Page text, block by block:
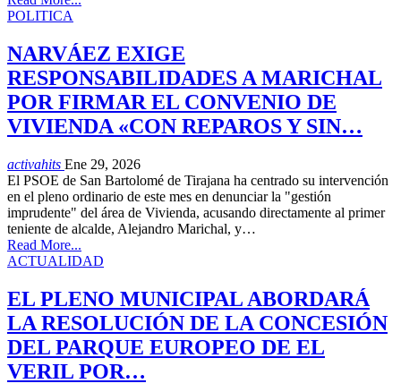
POLITICA
NARVÁEZ EXIGE
RESPONSABILIDADES A MARICHAL
POR FIRMAR EL CONVENIO DE
VIVIENDA «CON REPAROS Y SIN…
activahits Ene 29, 2026
El PSOE de San Bartolomé de Tirajana ha centrado su intervención
en el pleno ordinario de este mes en denunciar la "gestión
imprudente" del área de Vivienda, acusando directamente al primer
teniente de alcalde, Alejandro Marichal, y…
Read More...
ACTUALIDAD
EL PLENO MUNICIPAL ABORDARÁ
LA RESOLUCIÓN DE LA CONCESIÓN
DEL PARQUE EUROPEO DE EL
VERIL POR…